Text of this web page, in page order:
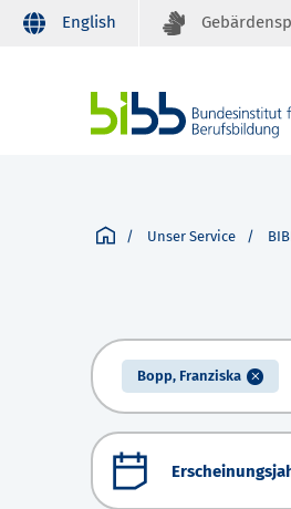
English
Unser Service
Bopp, Franziska